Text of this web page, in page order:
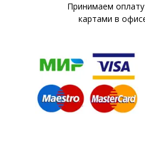
Принимаем
картами в